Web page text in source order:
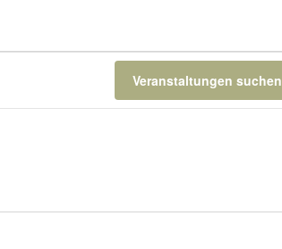
Veranstaltungen suchen